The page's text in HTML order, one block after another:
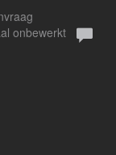
onbewerkt